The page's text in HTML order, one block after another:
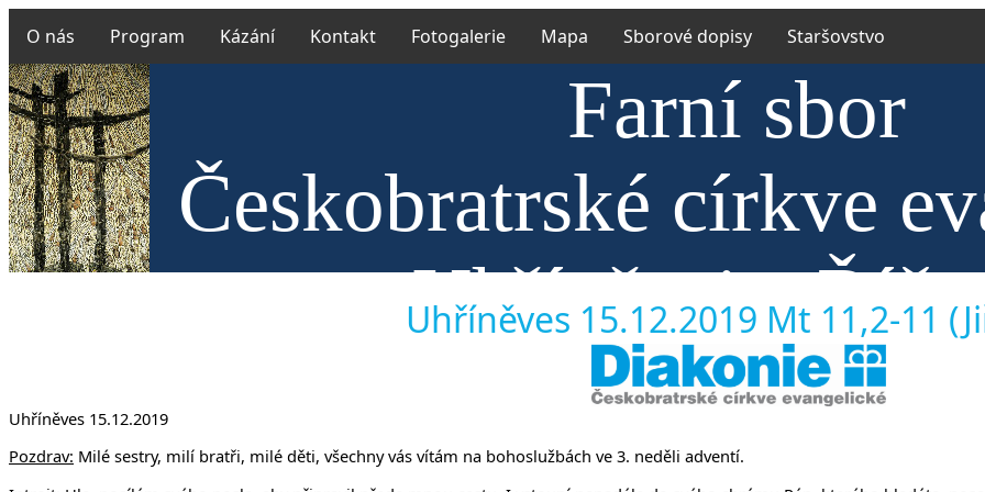
O nás Program Kázání Kontakt Fotogalerie Mapa Sborové dopisy Staršovstvo
Farní sbor
Českobratrské církve
v Uhříněvsi a
Uhříněves 15.12.2019 Mt 11,2-11
Uhříněves 15.12.2019
Pozdrav: Milé sestry, milí bratři, milé děti, všechny vás vítám na bohoslužbách ve 3. neděli adventí.